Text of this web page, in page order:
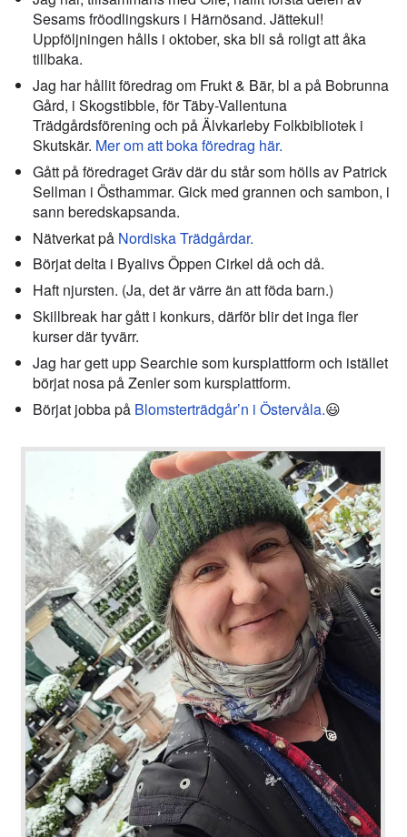
Sesams fröodlingskurs i Härnösand. Jättekul!
Uppföljningen hålls i oktober, ska bli så roligt att åka
tillbaka.
Jag har hållit föredrag om Frukt & Bär, bl a på Bobrunna
Gård, i Skogstibble, för Täby-Vallentuna
Trädgårdsförening och på Älvkarleby Folkbibliotek i
Skutskär. Mer om att boka föredrag här.
Gått på föredraget Gräv där du står som hölls av Patrick
Sellman i Östhammar. Gick med grannen och sambon, i
sann beredskapsanda.
Nätverkat på Nordiska Trädgårdar.
Börjat delta i Byalivs Öppen Cirkel då och då.
Haft njursten. (Ja, det är värre än att föda barn.)
Skillbreak har gått i konkurs, därför blir det inga fler
kurser där tyvärr.
Jag har gett upp Searchie som kursplattform och istället
börjat nosa på Zenler som kursplattform.
Börjat jobba på Blomsterträdgår’n i Östervåla.😃